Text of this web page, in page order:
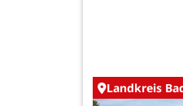
Landkreis